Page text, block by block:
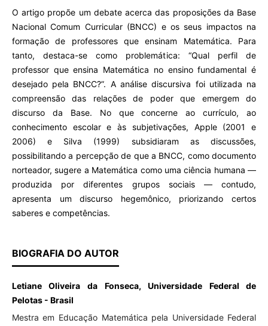
O artigo propõe um debate acerca das proposições da Base
Nacional Comum Curricular (BNCC) e os seus impactos na
formação de professores que ensinam Matemática. Para
tanto, destaca-se como problemática: “Qual perfil de
professor que ensina Matemática no ensino fundamental é
desejado pela BNCC?”. A análise discursiva foi utilizada na
compreensão das relações de poder que emergem do
discurso da Base. No que concerne ao currículo, ao
conhecimento escolar e às subjetivações, Apple (2001 e
2006) e Silva (1999) subsidiaram as discussões,
possibilitando a percepção de que a BNCC, como documento
norteador, sugere a Matemática como uma ciência humana —
produzida por diferentes grupos sociais — contudo,
apresenta um discurso hegemônico, priorizando certos
saberes e competências.
BIOGRAFIA DO AUTOR
Letiane Oliveira da Fonseca, Universidade Federal de
Pelotas - Brasil
Mestra em Educação Matemática pela Universidade Federal